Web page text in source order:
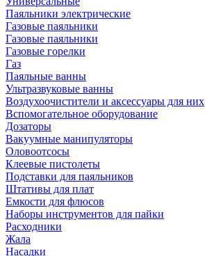
Паяльники электрические
Газовые паяльники
Газовые паяльники
Газовые горелки
Газ
Паяльные ванны
Ультразвуковые ванны
Воздухоочистители и аксессуары для них
Вспомогательное оборудование
Дозаторы
Вакуумные манипуляторы
Оловоотсосы
Клеевые пистолеты
Подставки для паяльников
Штативы для плат
Емкости для флюсов
Наборы инструментов для пайки
Расходники
Жала
Насадки